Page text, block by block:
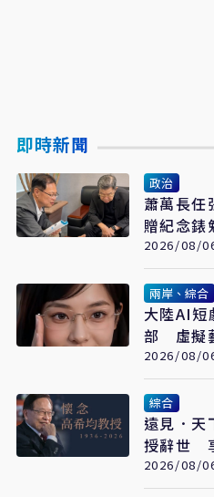
即時新聞
政治
蕭萬長
贈紀念錶
拚」
2026/08/
兩岸、綜合
大陸AI短
部 虛擬
瞳廣告
2026/08/
綜合
遠見．天
授辭世
2026/08/